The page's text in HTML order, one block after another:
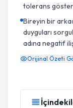
tolerans
Bireyin bir
duyguları
adına negatif
Orijinal Özeti